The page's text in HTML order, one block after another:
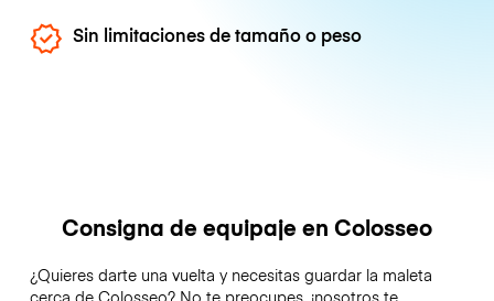
Sin limitaciones de tamaño o peso
Consigna de equipaje en Colosseo
¿Quieres darte una vuelta y necesitas guardar la maleta